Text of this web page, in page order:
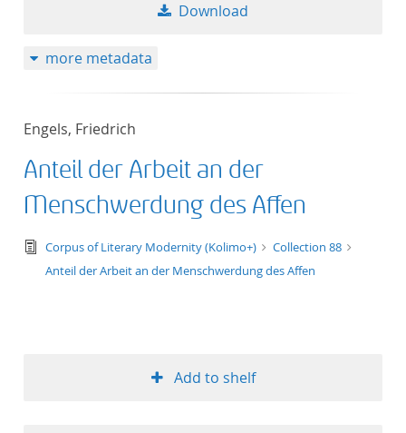
Download
more metadata
Engels, Friedrich
Anteil der Arbeit an der
Menschwerdung des Affen
text/tg.edition+tg.aggregation+xml
Corpus of Literary Modernity (Kolimo+)
Collection 88
Anteil der Arbeit an der Menschwerdung des Affen
Add to shelf